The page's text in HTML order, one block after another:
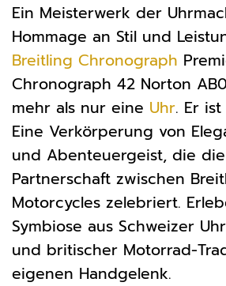
Ein Meisterwerk der
Hommage an Stil und
Breitling Chronograph
Chronograph 42 Norton
mehr als nur eine Uhr. Er
Eine Verkörperung von
und Abenteuergeist, die
Partnerschaft zwischen
Motorcycles zelebriert.
Symbiose aus Schweizer
und britischer Motorrad-
eigenen Handgelenk.